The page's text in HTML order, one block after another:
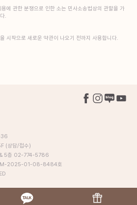
에 관한 분쟁으로 인한 소는 민사소송법상의 관할을 가
.
작으로 새로운 약관이 나오기 전까지 사용합니다.
(상담/접수)
5층 02-774-5786
: M-2025-01-08-8484호